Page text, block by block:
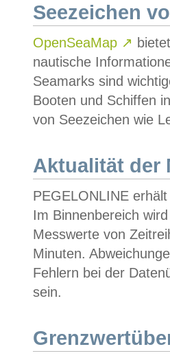
Seezeichen
OpenSeaMap ↗
nautische
Seamarks sind
Booten und Schiffen
von Seezeichen wie
Aktualität der
PEGELONLINE
Im Binnenbereich
Messwerte von
Minuten.
Fehlern bei der
sein.